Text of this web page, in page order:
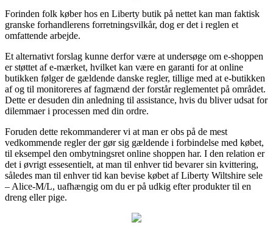
Forinden folk køber hos en Liberty butik på nettet kan man faktisk
granske forhandlerens forretningsvilkår, dog er det i reglen et
omfattende arbejde.
Et alternativt forslag kunne derfor være at undersøge om e-shoppen
er støttet af e-mærket, hvilket kan være en garanti for at online
butikken følger de gældende danske regler, tillige med at e-butikken
af og til monitoreres af fagmænd der forstår reglementet på området.
Dette er desuden din anledning til assistance, hvis du bliver udsat for
dilemmaer i processen med din ordre.
Foruden dette rekommanderer vi at man er obs på de mest
vedkommende regler der gør sig gældende i forbindelse med købet,
til eksempel den ombytningsret online shoppen har. I den relation er
det i øvrigt essesentielt, at man til enhver tid bevarer sin kvittering,
således man til enhver tid kan bevise købet af Liberty Wiltshire sele
– Alice-M/L, uafhængig om du er på udkig efter produkter til en
dreng eller pige.